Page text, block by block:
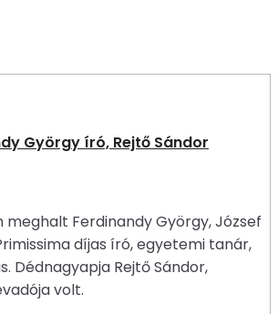
György író, Rejtő Sándor
meghalt Ferdinandy György, József
díjas író, egyetemi tanár,
Dédnagyapja Rejtő Sándor,
volt.